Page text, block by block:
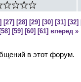
[27] [28] [29] [30] [31] [32]
[58] [59] [60] [61] вперед »
в этот форум.